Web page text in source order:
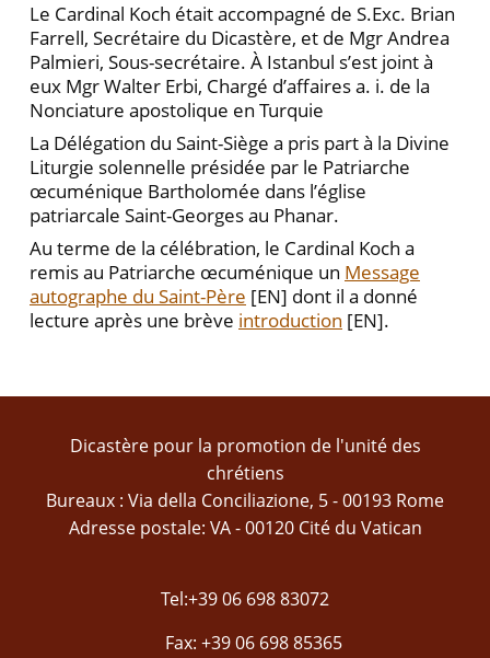
Le Cardinal Koch était accompagné de S.Exc. Brian
Farrell, Secrétaire du Dicastère, et de Mgr Andrea
Palmieri, Sous-secrétaire. À Istanbul s’est joint à
eux Mgr Walter Erbi, Chargé d’affaires a. i. de la
Nonciature apostolique en Turquie
La Délégation du Saint-Siège a pris part à la Divine
Liturgie solennelle présidée par le Patriarche
œcuménique Bartholomée dans l’église
patriarcale Saint-Georges au Phanar.
Au terme de la célébration, le Cardinal Koch a
remis au Patriarche œcuménique un Message
autographe du Saint-Père [EN] dont il a donné
lecture après une brève introduction [EN].
Dicastère pour la promotion de l'unité des
chrétiens
Bureaux : Via della Conciliazione, 5 - 00193 Rome
Adresse postale: VA - 00120 Cité du Vatican
Tel:+39 06 698 83072
Fax: +39 06 698 85365